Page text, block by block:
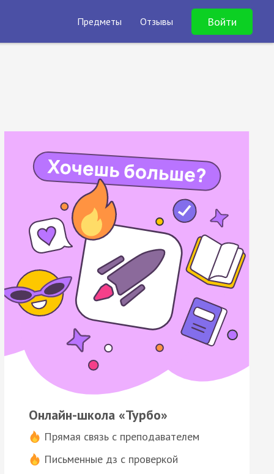
Предметы Отзывы Войти
Онлайн-школа «Турбо»
Прямая связь с преподавателем
Письменные дз с проверкой